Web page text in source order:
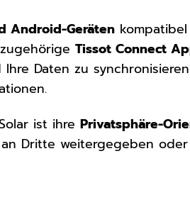
Android-Geräten
zugehörigeTissot Connect
Daten zu
ist ihrePrivatsphäre-
Dritte weitergegeben